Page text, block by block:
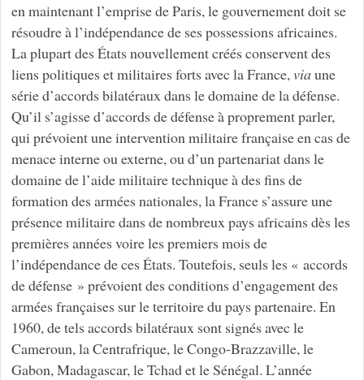
en maintenant l’emprise de Paris, le gouvernement doit se
résoudre à l’indépendance de ses possessions africaines.
La plupart des États nouvellement créés conservent des
liens politiques et militaires forts avec la France,viaune
série d’accords bilatéraux dans le domaine de la défense.
Qu’il s’agisse d’accords de défense à proprement parler,
qui prévoient une intervention militaire française en cas de
menace interne ou externe, ou d’un partenariat dans le
domaine de l’aide militaire technique à des fins de
formation des armées nationales, la France s’assure une
présence militaire dans de nombreux pays africains dès les
premières années voire les premiers mois de
l’indépendance de ces États. Toutefois, seuls les « accords
de défense » prévoient des conditions d’engagement des
armées françaises sur le territoire du pays partenaire. En
1960, de tels accords bilatéraux sont signés avec le
Cameroun, la Centrafrique, le Congo-Brazzaville, le
Gabon, Madagascar, le Tchad et le Sénégal. L’année